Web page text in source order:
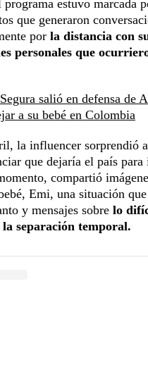
estuvo marcada
que generaron
por la distancia con
personales que
salió en defensa de
a su bebé en Colombia
la influencer sorprendió
que dejaría el país para
compartió
Emi, una situación
y mensajes sobre lo
separación temporal.